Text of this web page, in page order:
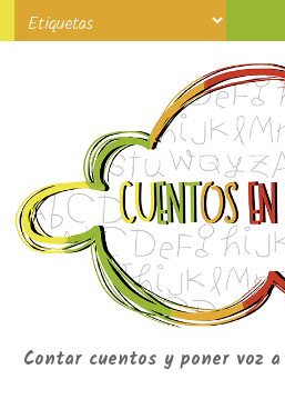
Contar cuentos y poner voz